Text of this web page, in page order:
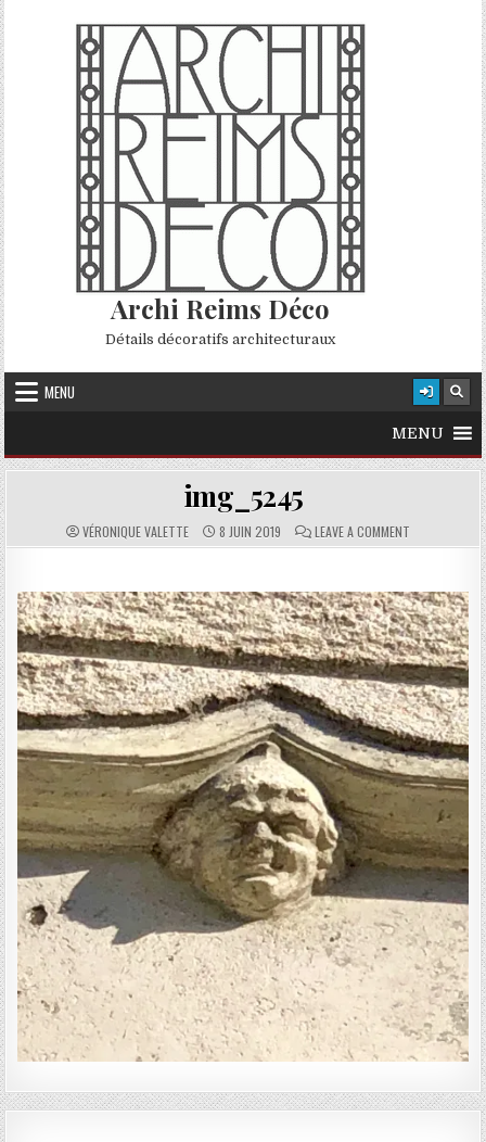
Skip to content
Archi Reims Déco
Détails décoratifs architecturaux
MENU
MENU
img_5245
AUTHOR:
VÉRONIQUE VALETTE PUBLISHED DATE:
8 JUIN 2019 COMMENTS:
LEAVE A COMMENTON IMG_5245